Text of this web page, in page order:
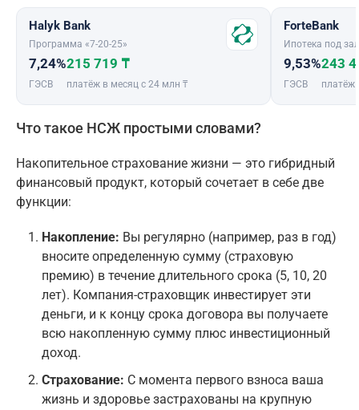
Halyk Bank
Программа «7-20-25»
7,24%
ГЭСВ
215 719 ₸
платёж в месяц с 24 млн ₸
ForteBank
Ипотека под
9,53%
ГЭСВ
243
платёж
Что такое НСЖ простыми словами?
Накопительное страхование жизни — это гибридный
финансовый продукт, который сочетает в себе две
функции:
Накопление: Вы регулярно (например, раз в год)
вносите определенную сумму (страховую
премию) в течение длительного срока (5, 10, 20
лет). Компания-страховщик инвестирует эти
деньги, и к концу срока договора вы получаете
всю накопленную сумму плюс инвестиционный
доход.
Страхование: С момента первого взноса ваша
жизнь и здоровье застрахованы на крупную